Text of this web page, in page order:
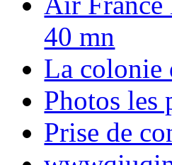
40 mn
La colonie
Photos les
Prise de